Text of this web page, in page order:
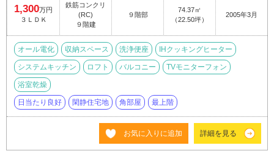
1,300万円
３ＬＤＫ
鉄筋コンクリ
(RC)
９階建
９階部
74.37㎡
（22.50坪）
2005年3月
オール電化 収納スペース 洗浄便座 IHクッキングヒーター
システムキッチン ロフト バルコニー TVモニターフォン
浴室乾燥
日当たり良好 閑静住宅地 角部屋 最上階
お気に入りに追加 詳細を見る